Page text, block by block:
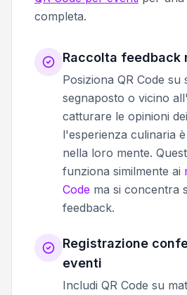
completa.
Raccolta feedback
Posiziona QR Code su
segnaposto o vicino
catturare le opinioni
l'esperienza culinaria
nella loro mente.
funziona similmente ai
Code ma si concentra
feedback.
Registrazione
eventi
Includi QR Code su